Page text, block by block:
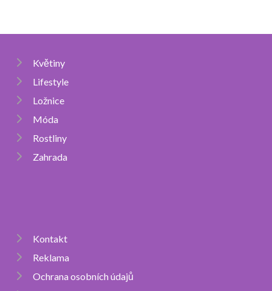
Květiny
Lifestyle
Ložnice
Móda
Rostliny
Zahrada
Kontakt
Reklama
Ochrana osobních údajů